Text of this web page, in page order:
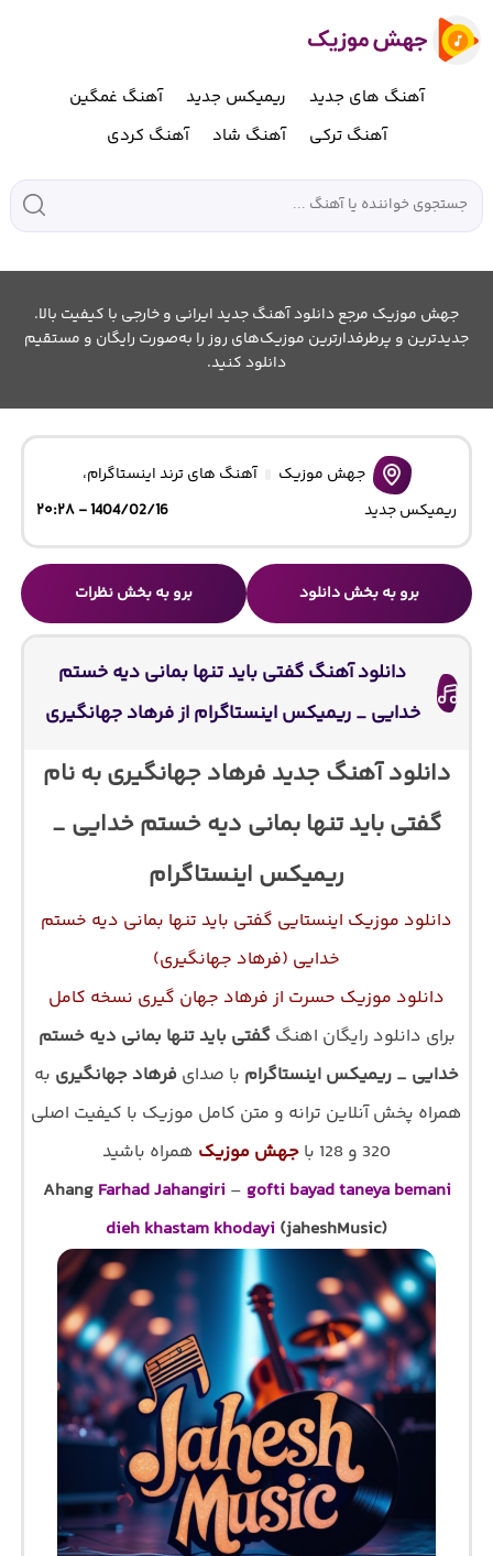
آهنگ های جدید ریمیکس جدید
آهنگ غمگین
آهنگ ترکی
آهنگ شاد آهنگ کردی
جهش موزیک مرجع دانلود آهنگ جدید ایرانی و خارجی با کیفیت بالا.
جدیدترین و پرطرفدارترین موزیک‌های روز را به‌صورت رایگان و مستقیم
دانلود کنید.
جهش موزیک آهنگ های ترند اینستاگرام،
ریمیکس جدید
1404/02/16 - ۲۰:۲۸
برو به بخش دانلود برو به بخش نظرات
دانلود آهنگ گفتی باید تنها بمانی دیه خستم
خدایی _ ریمیکس اینستاگرام از فرهاد جهانگیری
دانلود آهنگ جدید فرهاد جهانگیری به نام
گفتی باید تنها بمانی دیه خستم خدایی _
ریمیکس اینستاگرام
دانلود موزیک اینستایی گفتی باید تنها بمانی دیه خستم
خدایی (فرهاد جهانگیری)
دانلود موزیک حسرت از فرهاد جهان گیری نسخه کامل
برای دانلود رایگان اهنگگفتی باید تنها بمانی دیه خستم
خدایی _ ریمیکس اینستاگرام با صدای فرهاد جهانگیری به
همراه پخش آنلاین ترانه و متن کامل موزیک با کیفیت اصلی
320 و 128 با
جهش موزیک همراه باشید
Ahang Farhad Jahangiri – gofti bayad taneya bemani
dieh khastam khodayi (jaheshMusic)